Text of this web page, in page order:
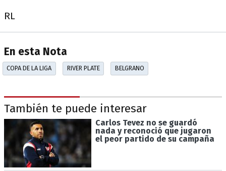
RL
En esta Nota
COPA DE LA LIGA RIVER PLATE BELGRANO
También te puede interesar
Carlos Tevez no se guardó
nada y reconoció que jugaron
el peor partido de su campaña